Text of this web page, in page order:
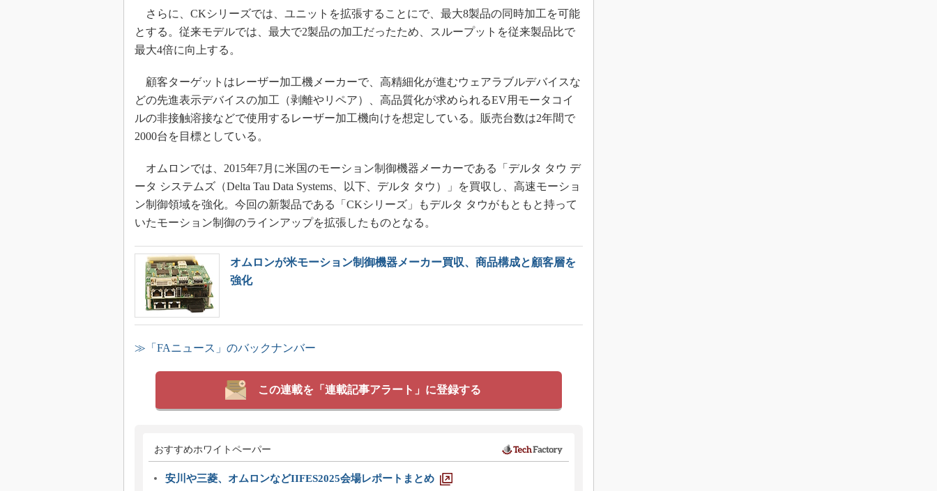
さらに、CKシリーズでは、ユニットを拡張することにで、最大8製品の同時加工を可能
とする。従来モデルでは、最大で2製品の加工だったため、スループットを従来製品比で
最大4倍に向上する。
顧客ターゲットはレーザー加工機メーカーで、高精細化が進むウェアラブルデバイスな
どの先進表示デバイスの加工（剥離やリペア）、高品質化が求められるEV用モータコイ
ルの非接触溶接などで使用するレーザー加工機向けを想定している。販売台数は2年間で
2000台を目標としている。
オムロンでは、2015年7月に米国のモーション制御機器メーカーである「デルタ タウ デ
ータ システムズ（Delta Tau Data Systems、以下、デルタ タウ）」を買収し、高速モーショ
ン制御領域を強化。今回の新製品である「CKシリーズ」もデルタ タウがもともと持って
いたモーション制御のラインアップを拡張したものとなる。
オムロンが米モーション制御機器メーカー買収、商品構成と顧客層を
強化
≫「FAニュース」のバックナンバー
この連載を「連載記事アラート」に登録する
おすすめホワイトペーパー
安川や三菱、オムロンなどIIFES2025会場レポートまとめ